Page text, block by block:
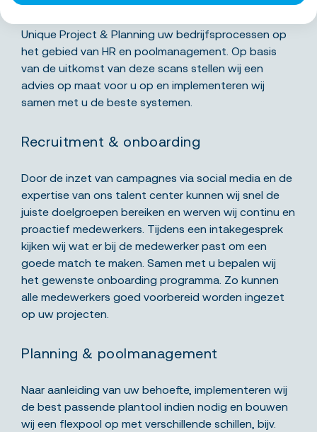
Unique Project & Planning uw bedrijfsprocessen op
het gebied van HR en poolmanagement. Op basis
van de uitkomst van deze scans stellen wij een
advies op maat voor u op en implementeren wij
samen met u de beste systemen.
Recruitment & onboarding
Door de inzet van campagnes via social media en de
expertise van ons talent center kunnen wij snel de
juiste doelgroepen bereiken en werven wij continu en
proactief medewerkers. Tijdens een intakegesprek
kijken wij wat er bij de medewerker past om een
goede match te maken. Samen met u bepalen wij
het gewenste onboarding programma. Zo kunnen
alle medewerkers goed voorbereid worden ingezet
op uw projecten.
Planning & poolmanagement
Naar aanleiding van uw behoefte, implementeren wij
de best passende plantool indien nodig en bouwen
wij een flexpool op met verschillende schillen, bijv.